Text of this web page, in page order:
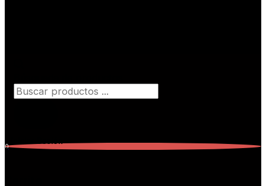
0